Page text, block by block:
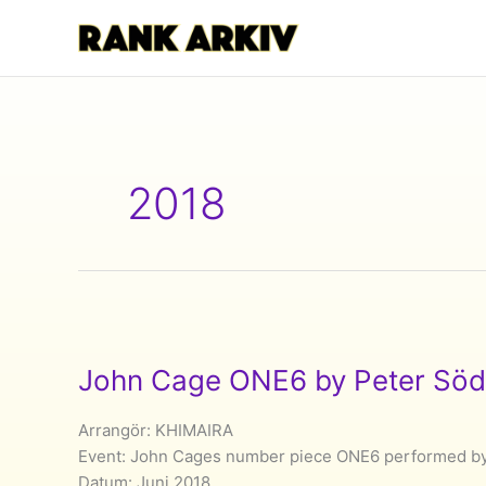
2018
John Cage ONE6 by Peter
Arrangör: KHIMAIRA
Event: John Cages number piece ONE6 performed